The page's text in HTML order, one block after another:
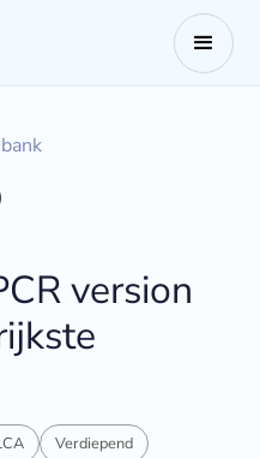
version
Verdiepend